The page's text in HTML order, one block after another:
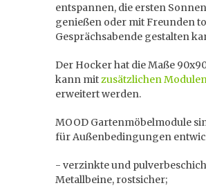
entspannen, die ersten
genießen oder mit Freunden
Gesprächsabende gestalten
Der Hocker hat die Maße
kann mitzusätzlichen
erweitert werden.
MOOD Gartenmöbelmodule
für Außenbedingungen
- verzinkte und
Metallbeine, rostsicher;